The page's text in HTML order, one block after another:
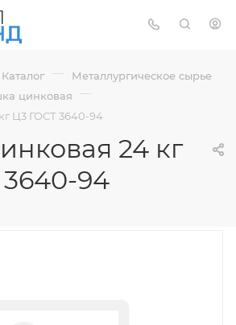
Каталог — Металлургическое сырье
цинковая —
Ц3 ГОСТ 3640-94
24 кг
94